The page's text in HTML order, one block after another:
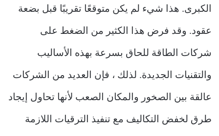
الكبرى. هذا شيء لم يكن متوقعًا تقريبًا قبل بضعة
عقود. وقد فرض هذا الكثير من الضغط على
شركات الطاقة للحاق بسرعة بهذه الأساليب
والتقنيات الجديدة. لذلك ، فإن العديد من الشركات
عالقة بين الصخور والمكان الصعب لأنها تحاول إيجاد
طرق لخفض التكاليف مع تنفيذ الترقيات اللازمة